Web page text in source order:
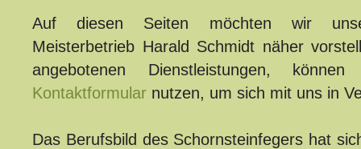
Auf diesen Seiten möchten wir
Meisterbetrieb Harald Schmidt näher
angebotenen Dienstleistungen,
Kontaktformular nutzen, um sich mit uns in
Das Berufsbild des Schornsteinfegers hat